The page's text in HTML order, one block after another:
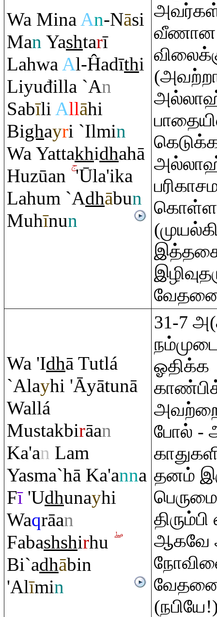
Wa MinaAn-Nāsi
Man Yashtarī
LahwaAl-Ĥadīthi
Liyuđilla `An
Sabīli Allāhi
Bighayri `Ilmin
Wa Yattakhidhahā
Huzūan 'Ūla'ika
Lahum `Adhābun
Muhīnun
அவர்கள்
வீணான
Wa 'Idhā Tutlá
`Alayhi 'Āyātunā
Wallá
Mustakbirāan
Ka'an Lam
Yasma`hā Ka'anna
Fī'Udhunayhi
Waqrāan
Fabashshirhu
Bi`adhābin
'Alīmin
31-7
ஓதிக்க
போல் -
தனம்
ஆகவே